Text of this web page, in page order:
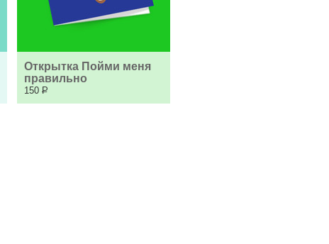
Открытка Пойми меня
правильно
150 Р